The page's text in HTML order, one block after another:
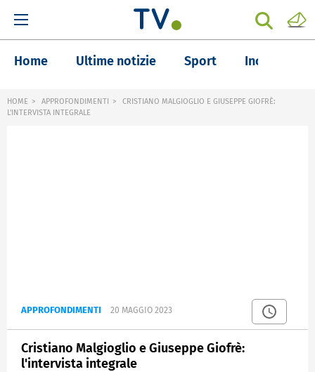
Home Ultime notizie Sport Inchieste
HOME APPROFONDIMENTI
CRISTIANO MALGIOGLIO E GIUSEPPE GIOFRÈ:
L'INTERVISTA INTEGRALE
APPROFONDIMENTI 20 MAGGIO 2023
Cristiano Malgioglio e Giuseppe Giofrè:
l'intervista integrale